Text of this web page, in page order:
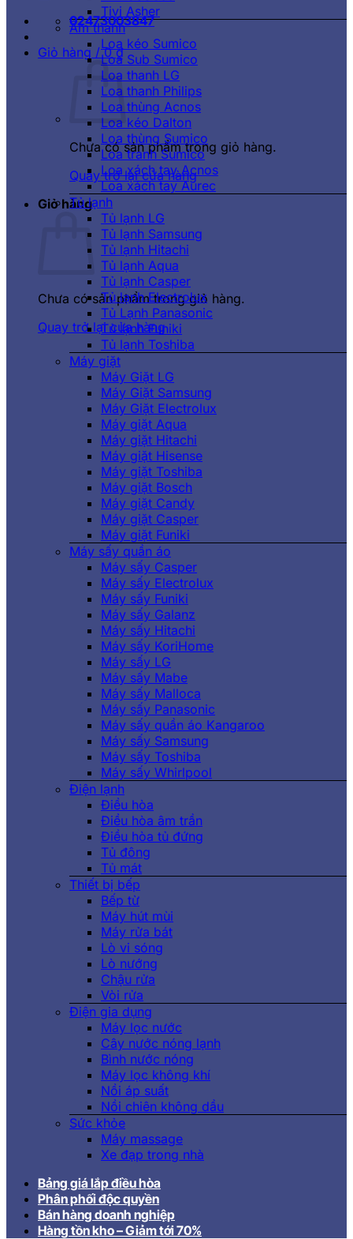
02473003847
Giỏ hàng /0₫
Chưa có sản phẩm trong giỏ hàng.
Quay trở lại cửa hàng
Giỏ hàng
Chưa có sản phẩm trong giỏ hàng.
Quay trở lại cửa hàng
Tivi Asher
Âm thanh
Loa kéo Sumico
Loa Sub Sumico
Loa thanh LG
Loa thanh Philips
Loa thùng Acnos
Loa kéo Dalton
Loa thùng Sumico
Loa tranh Sumico
Loa xách tay Acnos
Loa xách tay Aurec
Tủ lạnh
Tủ lạnh LG
Tủ lạnh Samsung
Tủ lạnh Hitachi
Tủ lạnh Aqua
Tủ lạnh Casper
Tủ lạnh Electrolux
Tủ Lạnh Panasonic
Tủ lạnh Funiki
Tủ lạnh Toshiba
Máy giặt
Máy Giặt LG
Máy Giặt Samsung
Máy Giặt Electrolux
Máy giặt Aqua
Máy giặt Hitachi
Máy giặt Hisense
Máy giặt Toshiba
Máy giặt Bosch
Máy giặt Candy
Máy giặt Casper
Máy giặt Funiki
Máy sấy quần áo
Máy sấy Casper
Máy sấy Electrolux
Máy sấy Funiki
Máy sấy Galanz
Máy sấy Hitachi
Máy sấy KoriHome
Máy sấy LG
Máy sấy Mabe
Máy sấy Malloca
Máy sấy Panasonic
Máy sấy quần áo Kangaroo
Máy sấy Samsung
Máy sấy Toshiba
Máy sấy Whirlpool
Điện lạnh
Điều hòa
Điều hòa âm trần
Điều hòa tủ đứng
Tủ đông
Tủ mát
Thiết bị bếp
Bếp từ
Máy hút mùi
Máy rửa bát
Lò vi sóng
Lò nướng
Chậu rửa
Vòi rửa
Điện gia dụng
Máy lọc nước
Cây nước nóng lạnh
Bình nước nóng
Máy lọc không khí
Nồi áp suất
Nồi chiên không dầu
Sức khỏe
Máy massage
Xe đạp trong nhà
Bảng giá lắp điều hòa
Phân phối độc quyền
Bán hàng doanh nghiệp
Hàng tồn kho – Giảm tới 70%